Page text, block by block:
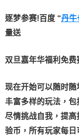
逐梦参赛!百度 “丹牛
量送
双旦嘉年华福利 免费
现在开始可以随时
丰富多样的玩法，
尽情挑战自我，提高
验币，所有玩家每